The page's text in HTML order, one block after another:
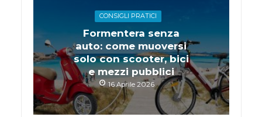
CONSIGLI PRATICI
Formentera senza
auto: come muoversi
solo con scooter, bici
e mezzi pubblici
16 Aprile 2026